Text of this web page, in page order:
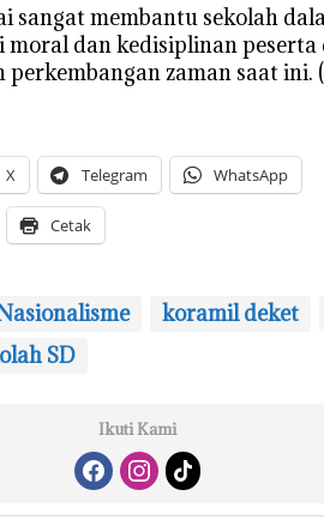
sangat membantu sekolah
dan kedisiplinan
zaman saat ini.
X Telegram WhatsApp
Cetak
koramil deket
SD
Ikuti Kami